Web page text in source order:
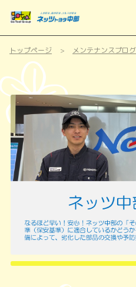
トップページ メンテナンスプロ